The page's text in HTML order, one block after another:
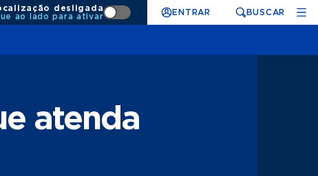
desligada
ao lado para ativar
ENTRAR BUSCAR
atenda